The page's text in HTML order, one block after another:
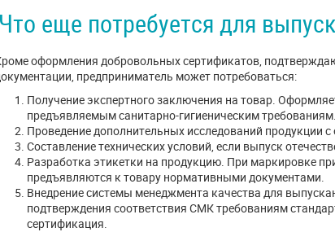
Что еще потребуется для
оформления добровольных сертификатов,
предприниматель может потребоваться:
Получение экспертного заключения на товар.
предъявляемым санитарно-гигиеническим
Проведение дополнительных исследований продукции
Составление технических условий, если выпуск
Разработка этикетки на продукцию. При маркировке
предъявляются к товару нормативными документами.
Внедрение системы менеджмента качества для
подтверждения соответствия СМК требованиям
сертификация.